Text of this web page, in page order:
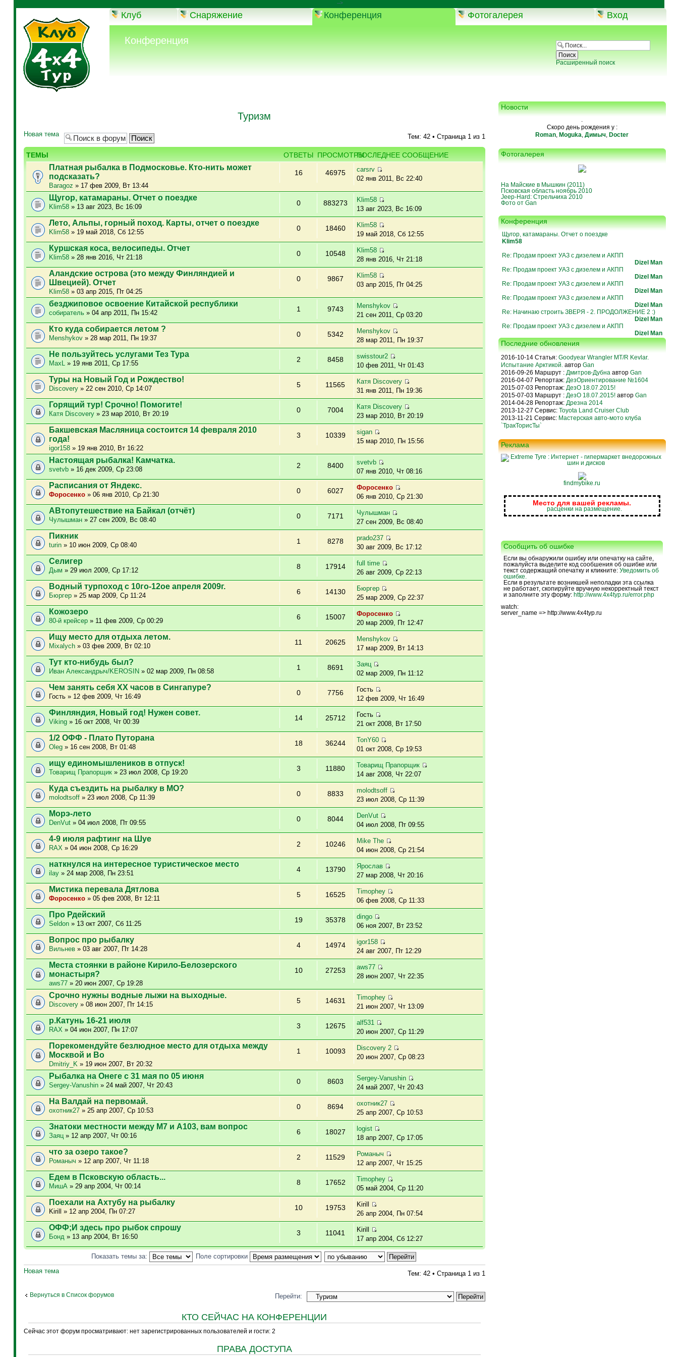
-->
Клуб Снаряжение Конференция Фотогалерея Вход
Конференция
Расширенный поиск
Туризм
Новая тема Тем: 42 • Страница 1из 1
ТЕМЫ ОТВЕТЫ ПРОСМОТРЫПОСЛЕДНЕЕ СООБЩЕНИЕ
Платная рыбалка в Подмосковье. Кто-нить может
подсказать?
Baragoz » 17 фев 2009, Вт 13:44
16 46975
carsrv
02 янв 2011, Вс 22:40
Щугор, катамараны. Отчет о поездке
Klim58» 13 авг 2023, Вс 16:09 0 883273
Klim58
13 авг 2023, Вс 16:09
Лето, Альпы, горный поход. Карты, отчет о поездке
Klim58» 19 май 2018, Сб 12:55 0 18460
Klim58
19 май 2018, Сб 12:55
Куршская коса, велосипеды. Отчет
Klim58» 28 янв 2016, Чт 21:18 0 10548
Klim58
28 янв 2016, Чт 21:18
Аландские острова (это между Финляндией и
Швецией). Отчет
Klim58» 03 апр 2015, Пт 04:25
0 9867
Klim58
03 апр 2015, Пт 04:25
безджиповое освоение Китайской республики
собиратель» 04 апр 2011, Пн 15:42 1 9743
Menshykov
21 сен 2011, Ср 03:20
Кто куда собирается летом ?
Menshykov» 28 мар 2011, Пн 19:37 0 5342
Menshykov
28 мар 2011, Пн 19:37
Не пользуйтесь услугами Тез Тура
MaxL» 19 янв 2011, Ср 17:55 2 8458
swisstour2
10 фев 2011, Чт 01:43
Туры на Новый Год и Рождество!
Discovery» 22 сен 2010, Ср 14:07 5 11565
Катя Discovery
31 янв 2011, Пн 19:36
Горящий тур! Срочно! Помогите!
Катя Discovery» 23 мар 2010, Вт 20:19 0 7004
Катя Discovery
23 мар 2010, Вт 20:19
Бакшевская Масляница состоится 14 февраля 2010
года!
igor158» 19 янв 2010, Вт 16:22
3 10339
sigan
15 мар 2010, Пн 15:56
Настоящая рыбалка! Камчатка.
svetvb» 16 дек 2009, Ср 23:08 2 8400
svetvb
07 янв 2010, Чт 08:16
Расписания от Яндекс.
Фopoceнкo» 06 янв 2010, Ср 21:30 0 6027
Фopoceнкo
06 янв 2010, Ср 21:30
АВтопутешествие на Байкал (отчёт)
Чулышман» 27 сен 2009, Вс 08:40 0 7171
Чулышман
27 сен 2009, Вс 08:40
Пикник
turin» 10 июн 2009, Ср 08:40 1 8278
prado237
30 авг 2009, Вс 17:12
Селигер
Дым » 29 июл 2009, Ср 17:12 8 17914
full time
26 авг 2009, Ср 22:13
Водный турпоход с 10го-12ое апреля 2009г.
Бюргер» 25 мар 2009, Ср 11:24 6 14130
Бюргер
25 мар 2009, Ср 22:37
Кожозеро
80-й крейсер» 11 фев 2009, Ср 00:29 6 15007
Фopoceнкo
20 мар 2009, Пт 12:47
Ищу место для отдыха летом.
Mixalych» 03 фев 2009, Вт 02:10 11 20625
Menshykov
17 мар 2009, Вт 14:13
Тут кто-нибудь был?
Иван Александрыч/KEROSIN » 02 мар 2009, Пн 08:58 1 8691
Заяц
02 мар 2009, Пн 11:12
Чем занять себя XX часов в Сингапуре?
Гость » 12 фев 2009, Чт 16:49 0 7756
Гость
12 фев 2009, Чт 16:49
Финляндия, Новый год! Нужен совет.
Viking» 16 окт 2008, Чт 00:39 14 25712
Гость
21 окт 2008, Вт 17:50
1/2 ОФФ - Плато Путорана
Oleg» 16 сен 2008, Вт 01:48 18 36244
TonY60
01 окт 2008, Ср 19:53
ищу единомышлеников в отпуск!
Товарищ Прапорщик» 23 июл 2008, Ср 19:20 3 11880
Товарищ Прапорщик
14 авг 2008, Чт 22:07
Куда съездить на рыбалку в МО?
molodtsoff» 23 июл 2008, Ср 11:39 0 8833
molodtsoff
23 июл 2008, Ср 11:39
Морэ-лето
DenVut» 04 июл 2008, Пт 09:55 0 8044
DenVut
04 июл 2008, Пт 09:55
4-9 июля рафтинг на Шуе
RAX» 04 июн 2008, Ср 16:29 2 10246
Mike The
04 июн 2008, Ср 21:54
наткнулся на интересное туристическое место
ilay» 24 мар 2008, Пн 23:51 4 13790
Ярослав
27 мар 2008, Чт 20:16
Мистика перевала Дятлова
Фopoceнкo» 05 фев 2008, Вт 12:11 5 16525
Timophey
06 фев 2008, Ср 11:33
Про Рдейский
Seldon» 13 окт 2007, Сб 11:25 19 35378
dingo
06 ноя 2007, Вт 23:52
Вопрос про рыбалку
Вильнев» 03 авг 2007, Пт 14:28 4 14974
igor158
24 авг 2007, Пт 12:29
Места стоянки в районе Кирило-Белозерского
монастыря?
aws77» 20 июн 2007, Ср 19:28
10 27253
aws77
28 июн 2007, Чт 22:35
Срочно нужны водные лыжи на выходные.
Discovery» 08 июн 2007, Пт 14:15 5 14631
Timophey
21 июн 2007, Чт 13:09
р.Катунь 16-21 июля
RAX» 04 июн 2007, Пн 17:07 3 12675
alf531
20 июн 2007, Ср 11:29
Порекомендуйте безлюдное место для отдыха между
Москвой и Во
Dmitriy_K» 19 июн 2007, Вт 20:32
1 10093
Discovery 2
20 июн 2007, Ср 08:23
Рыбалка на Онеге с 31 мая по 05 июня
Sergey-Vanushin» 24 май 2007, Чт 20:43 0 8603
Sergey-Vanushin
24 май 2007, Чт 20:43
На Валдай на первомай.
охотник27» 25 апр 2007, Ср 10:53 0 8694
охотник27
25 апр 2007, Ср 10:53
Знатоки местности между М7 и А103, вам вопрос
Заяц» 12 апр 2007, Чт 00:16 6 18027
logist
18 апр 2007, Ср 17:05
что за озеро такое?
Романыч » 12 апр 2007, Чт 11:18 2 11529
Романыч
12 апр 2007, Чт 15:25
Едем в Псковскую область...
МишА» 29 апр 2004, Чт 00:14 8 17652
Timophey
05 май 2004, Ср 11:20
Поехали на Ахтубу на рыбалку
Kirill » 12 апр 2004, Пн 07:27 10 19753
Kirill
26 апр 2004, Пн 07:54
ОФФ;И здесь про рыбок спрошу
Бонд» 13 апр 2004, Вт 16:50 3 11041
Kirill
17 апр 2004, Сб 12:27
Показать темы за:
Поле сортировки
Новая тема
Тем: 42 • Страница 1из 1
Вернуться в Список форумов Перейти:
КТО СЕЙЧАС НА КОНФЕРЕНЦИИ
Сейчас этот форум просматривают: нет зарегистрированных пользователей и гости: 2
ПРАВА ДОСТУПА
Новости
.
Скоро день рождения у :
Roman, Moguka,Димыч, Docter
Фотогалерея
На Майские в Мышкин (2011)
Псковская область ноябрь 2010
Jeep-Hard: Стрельчиха 2010
Фото от Gan
Конференция
Щугор, катамараны. Отчет о поездке
Klim58
Re: Продам проект УАЗ с дизелем и АКПП
Dizel Man
Re: Продам проект УАЗ с дизелем и АКПП
Dizel Man
Re: Продам проект УАЗ с дизелем и АКПП
Dizel Man
Re: Продам проект УАЗ с дизелем и АКПП
Dizel Man
Re: Начинаю строить ЗВЕРЯ - 2. ПРОДОЛЖЕНИЕ 2 :)
Dizel Man
Re: Продам проект УАЗ с дизелем и АКПП
Dizel Man
Последние обновления
2016-10-14 Статья: Goodyear Wrangler MT/R Kevlar.
Испытание Арктикой.автор Gan
2016-09-26 Маршрут : Дмитров-Дубнаавтор Gan
2016-04-07 Репортаж: ДезОриентирование №1604
2015-07-03 Репортаж: ДезО 18.07.2015!
2015-07-03 Маршрут : ДезО 18.07.2015! автор Gan
2014-04-28 Репортаж: Дрезна 2014
2013-12-27 Сервис: Toyota Land Cruiser Club
2013-11-21 Сервис: Мастерская авто-мото клуба
`ТракТорисТы`
Реклама
findmybike.ru
Место для вашей рекламы.
расценки на размещение.
Сообщить об ошибке
Если вы обнаружили ошибку или опечатку на сайте,
пожалуйста выделите код сообшения об ошибке или
текст содержащий опечатку и кликните: Уведомить об
ошибке.
Если в результате возникшей неполадки эта ссылка
не работает, скопируйте вручную некорректный текст
и заполните эту форму: http://www.4x4typ.ru/error.php
watch:
server_name => http://www.4x4typ.ru